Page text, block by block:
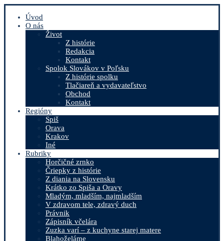
Úvod
O nás
Život
Z histórie
Redakcia
Kontakt
Spolok Slovákov v Poľsku
Z histórie spolku
Tlačiareň a vydavateľstvo
Obchod
Kontakt
Regióny
Spiš
Orava
Krakov
Iné
Rubriky
Horčičné zrnko
Čriepky z histórie
Z diania na Slovensku
Krátko zo Spiša a Oravy
Mladým, mladším, najmladším
V zdravom tele, zdravý duch
Právnik
Zápisník včelára
Zuzka varí – z kuchyne starej matere
Blahoželáme